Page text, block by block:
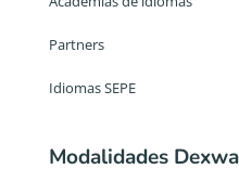
Partners
Idiomas SEPE
Modalidades